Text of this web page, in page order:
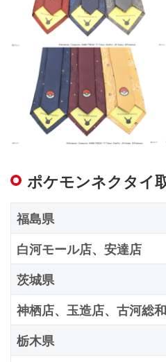
ポケモンネクタイ
福島県
白河モール店、安達店
茨城県
神栖店、玉造店、古河総
栃木県